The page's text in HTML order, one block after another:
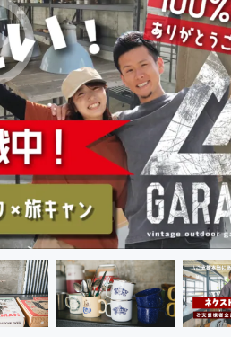
チャレンジ
CAMPFIRE for Social
CAMPFIREふるさと納税